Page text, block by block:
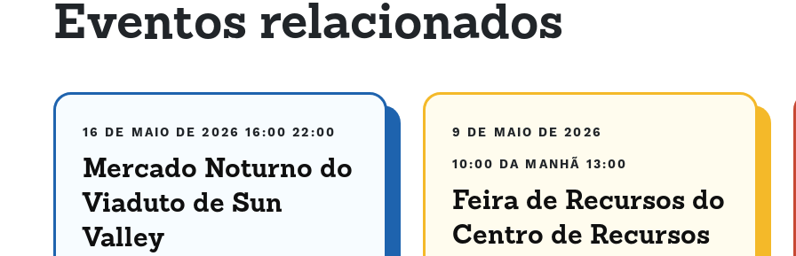
Eventos relacionados
16 DE MAIO DE 2026 16:00 22:00
Mercado Noturno do
Viaduto de Sun
Valley
9 DE MAIO DE 2026
10:00 DA MANHÃ 13:00
Feira de Recursos do
Centro de Recursos